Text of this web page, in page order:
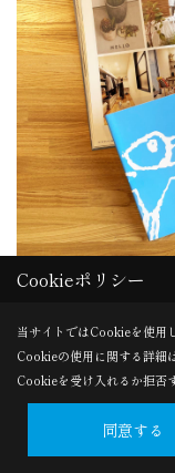
憧れのカフェのよ
実際のお家で使わ
注目しているため
えの方にはきっと
Cookieポリシー
当サイトではCookieを使用
Cookieの使用に関する詳細
Cookieを受け入れるか拒否
同意する